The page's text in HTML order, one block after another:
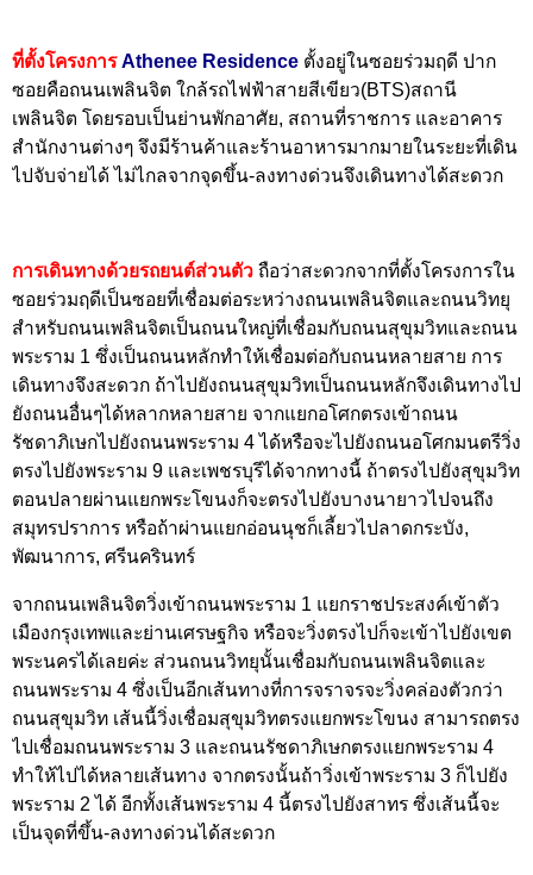
ที่ตั้งโครงการ Athenee Residence ตั้งอยู่ในซอยร่วมฤดี ปาก
ซอยคือถนนเพลินจิต ใกล้รถไฟฟ้าสายสีเขียว(BTS)สถานี
เพลินจิต โดยรอบเป็นย่านพักอาศัย, สถานที่ราชการ และอาคาร
สำนักงานต่างๆ จึงมีร้านค้าและร้านอาหารมากมายในระยะที่เดิน
ไปจับจ่ายได้ ไม่ไกลจากจุดขึ้น-ลงทางด่วนจึงเดินทางได้สะดวก
การเดินทางด้วยรถยนต์ส่วนตัว ถือว่าสะดวกจากที่ตั้งโครงการใน
ซอยร่วมฤดีเป็นซอยที่เชื่อมต่อระหว่างถนนเพลินจิตและถนนวิทยุ
สำหรับถนนเพลินจิตเป็นถนนใหญ่ที่เชื่อมกับถนนสุขุมวิทและถนน
พระราม 1 ซึ่งเป็นถนนหลักทำให้เชื่อมต่อกับถนนหลายสาย การ
เดินทางจึงสะดวก ถ้าไปยังถนนสุขุมวิทเป็นถนนหลักจึงเดินทางไป
ยังถนนอื่นๆได้หลากหลายสาย จากแยกอโศกตรงเข้าถนน
รัชดาภิเษกไปยังถนนพระราม 4 ได้หรือจะไปยังถนนอโศกมนตรีวิ่ง
ตรงไปยังพระราม 9 และเพชรบุรีได้จากทางนี้ ถ้าตรงไปยังสุขุมวิท
ตอนปลายผ่านแยกพระโขนงก็จะตรงไปยังบางนายาวไปจนถึง
สมุทรปราการ หรือถ้าผ่านแยกอ่อนนุชก็เลี้ยวไปลาดกระบัง,
พัฒนาการ, ศรีนครินทร์
จากถนนเพลินจิตวิ่งเข้าถนนพระราม 1 แยกราชประสงค์เข้าตัว
เมืองกรุงเทพและย่านเศรษฐกิจ หรือจะวิ่งตรงไปก็จะเข้าไปยังเขต
พระนครได้เลยค่ะ ส่วนถนนวิทยุนั้นเชื่อมกับถนนเพลินจิตและ
ถนนพระราม 4 ซึ่งเป็นอีกเส้นทางที่การจราจรจะวิ่งคล่องตัวกว่า
ถนนสุขุมวิท เส้นนี้วิ่งเชื่อมสุขุมวิทตรงแยกพระโขนง สามารถตรง
ไปเชื่อมถนนพระราม 3 และถนนรัชดาภิเษกตรงแยกพระราม 4
ทำให้ไปได้หลายเส้นทาง จากตรงนั้นถ้าวิ่งเข้าพระราม 3 ก็ไปยัง
พระราม 2 ได้ อีกทั้งเส้นพระราม 4 นี้ตรงไปยังสาทร ซึ่งเส้นนี้จะ
เป็นจุดที่ขึ้น-ลงทางด่วนได้สะดวก